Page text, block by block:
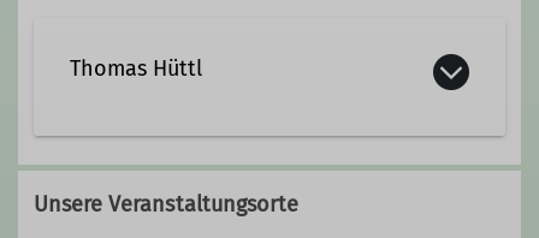
Thomas Hüttl
08024/6467854
0157/73313140
Unsere Veranstaltungsorte